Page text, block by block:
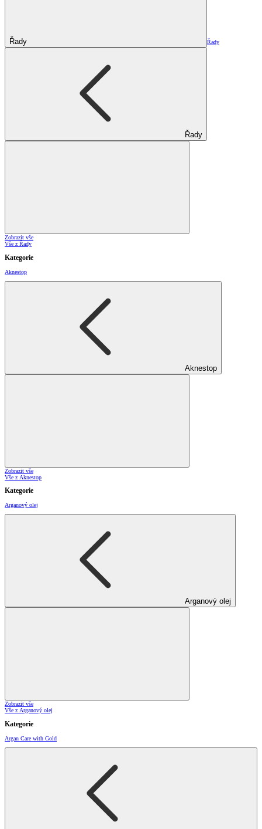
Řady Řady
Řady
Zobrazit vše
Vše z Řady
Kategorie
Aknestop
Aknestop
Zobrazit vše
Vše z Aknestop
Kategorie
Arganový olej
Arganový olej
Zobrazit vše
Vše z Arganový olej
Kategorie
Argan Care with Gold